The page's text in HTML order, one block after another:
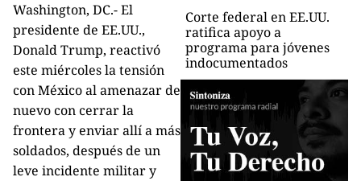
Washington, DC.- El
presidente de EE.UU.,
Donald Trump, reactivó
este miércoles la tensión
con México al amenazar de
nuevo con cerrar la
frontera y enviar allí a más
soldados, después de un
leve incidente militar y
Corte federal en EE.UU.
ratifica apoyo a
programa para jóvenes
indocumentados